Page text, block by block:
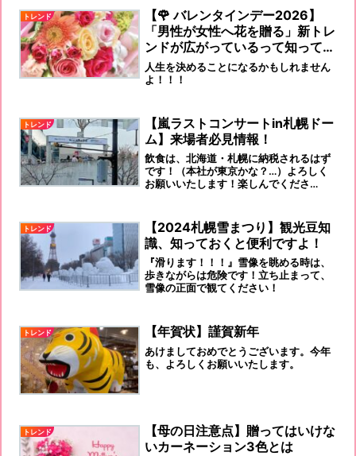
ですから！「凍えてしまう寒い話」で
す！
トレンド
【🌹 バレンタインデー2026】
「男性が女性へ花を贈る」新トレ
ンドが広がっているって知ってい
ますか？
人生を決めることになるかもしれません
よ！！！
トレンド
【嵐ラストコンサートin札幌ドー
ム】来場者必見情報！
飲食は、北海道・札幌に納税されるはず
です！（本社が東京かな？…）よろしく
お願いいたします！楽しんでくださ
トレンド
【2024札幌雪まつり】観光豆知
識、知っておくと便利ですよ！
『滑ります！！！』雪像を眺める時は、
歩きながらは危険です！立ち止まって、
雪像の正面で観てください！
トレンド 【年賀状】謹賀新年
あけましておめでとうございます。今年
も、よろしくお願いいたします。
トレンド
【母の日注意点】贈ってはいけな
いカーネーション3色とは